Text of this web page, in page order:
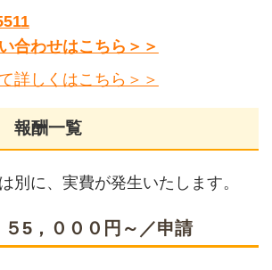
合わせはこちら＞＞
詳しくはこちら＞＞
報酬一覧
別に、実費が発生いたします。
５5，０００円～／申請